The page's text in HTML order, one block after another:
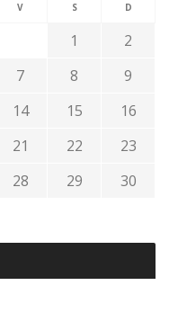
V S D
1
2
7 8
9
14 15
16
21 22
23
28 29
30